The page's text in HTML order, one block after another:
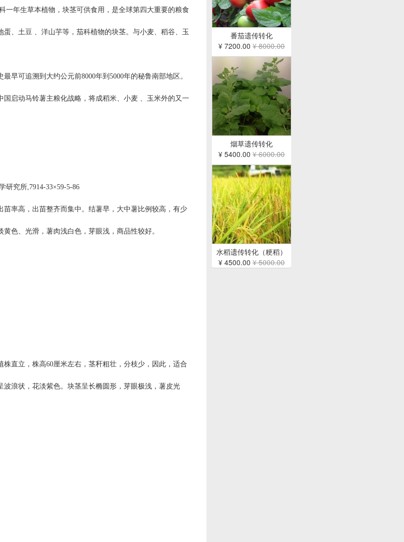
一年生草本植物，块茎可供食用，是全球第四大重要的粮食
、土豆 、洋山芋等，茄科植物的块茎。与小麦、稻谷、玉
早可追溯到大约公元前8000年到5000年的秘鲁南部地区。
国启动马铃薯主粮化战略，将成稻米、小麦 、玉米外的又一
研究所,7914-33×59-5-86
率高，出苗整齐而集中。结薯早，大中薯比例较高，有少
色、光滑，薯肉浅白色，芽眼浅，商品性较好。
直立，株高60厘米左右，茎秆粗壮，分枝少，因此，适合
浪状，花淡紫色。块茎呈长椭圆形，芽眼极浅，薯皮光
番茄遗传转化
¥ 7200.00 ¥ 8000.00
烟草遗传转化
¥ 5400.00 ¥ 6000.00
水稻遗传转化（粳稻）
¥ 4500.00 ¥ 5000.00